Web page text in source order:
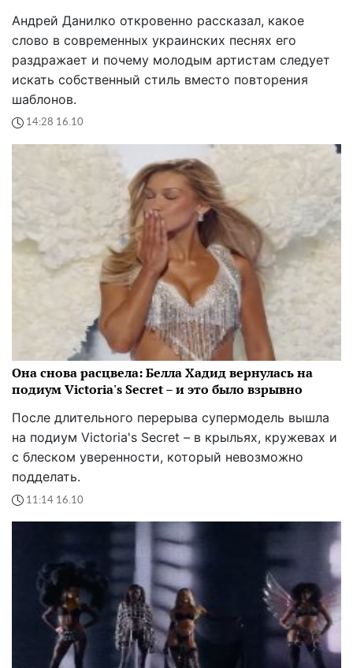
Андрей Данилко откровенно рассказал, какое
слово в современных украинских песнях его
раздражает и почему молодым артистам следует
искать собственный стиль вместо повторения
шаблонов.
14:28 16.10
Она снова расцвела: Белла Хадид вернулась на
подиум Victoria's Secret – и это было взрывно
После длительного перерыва супермодель вышла
на подиум Victoria's Secret – в крыльях, кружевах и
с блеском уверенности, который невозможно
подделать.
11:14 16.10